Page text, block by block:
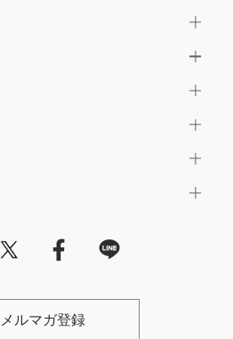
メルマガ登録